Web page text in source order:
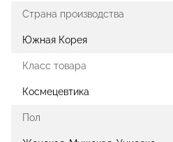
Страна производства
Южная Корея
Класс товара
Космецевтика
Пол